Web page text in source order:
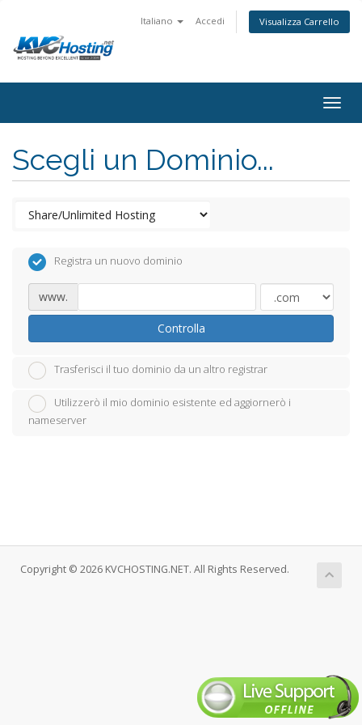
Italiano Accedi Visualizza Carrello
Scegli un Dominio...
Registra un nuovo dominio
www.
Controlla
Trasferisci il tuo dominio da un altro registrar
Utilizzerò il mio dominio esistente ed aggiornerò i
nameserver
Copyright © 2026 KVCHOSTING.NET. All Rights Reserved.